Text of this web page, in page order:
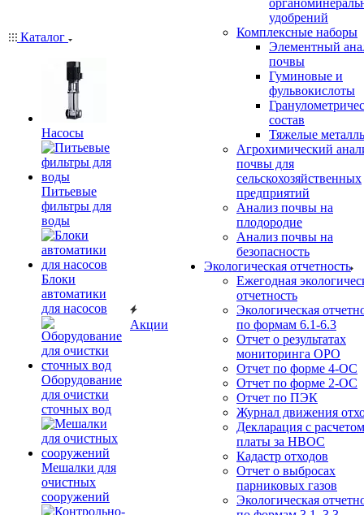
Каталог
Насосы
Питьевые
фильтры для
воды
Блоки
автоматики
для насосов
Оборудование
для очистки
сточных вод
Мешалки для
очистных
сооружений
Акции
удобрений
Комплексные наборы
Элементный
почвы
Гуминовые и
фульвокислоты
состав
Тяжелые
Агрохимический
почвы для
сельскохозяйственных
предприятий
Анализ почвы на
плодородие
Анализ почвы на
безопасность
Экологическая отчетность
Ежегодная
отчетность
Экологическая
по формам 6.1-6.3
Отчет о результатах
мониторинга ОРО
Отчет по форме 4-ОС
Отчет по форме 2-ОС
Отчет по ПЭК
Журнал движения
Декларация с расчетом
платы за НВОС
Кадастр отходов
Отчет о выбросах
парниковых газов
Экологическая